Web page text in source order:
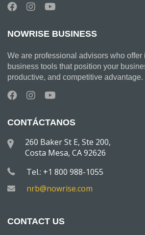
NOWRISE BUSINESS
We are professional advisors who offer
business tools that position your
productive, and competitive advantage.
CONTÁCTANOS
260 Baker St E, Ste 200,
Costa Mesa, CA 92626
Tel.: +1 800 988-1055
nrb@nowrise.com
CONTACT US